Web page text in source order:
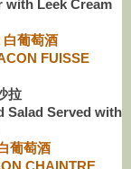
with Leek Cream
白葡萄酒
FUISSE
拉
Salad Served with
葡萄酒
CHAINTRE